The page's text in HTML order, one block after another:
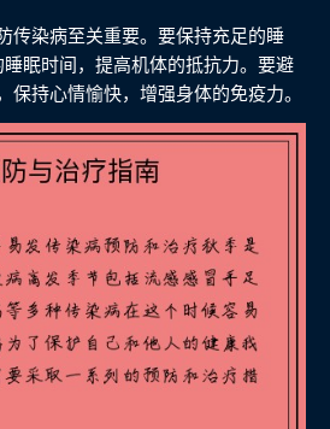
传染病至关重要。要保持充足的睡
眠时间，提高机体的抵抗力。要避
保持心情愉快，增强身体的免疫力。